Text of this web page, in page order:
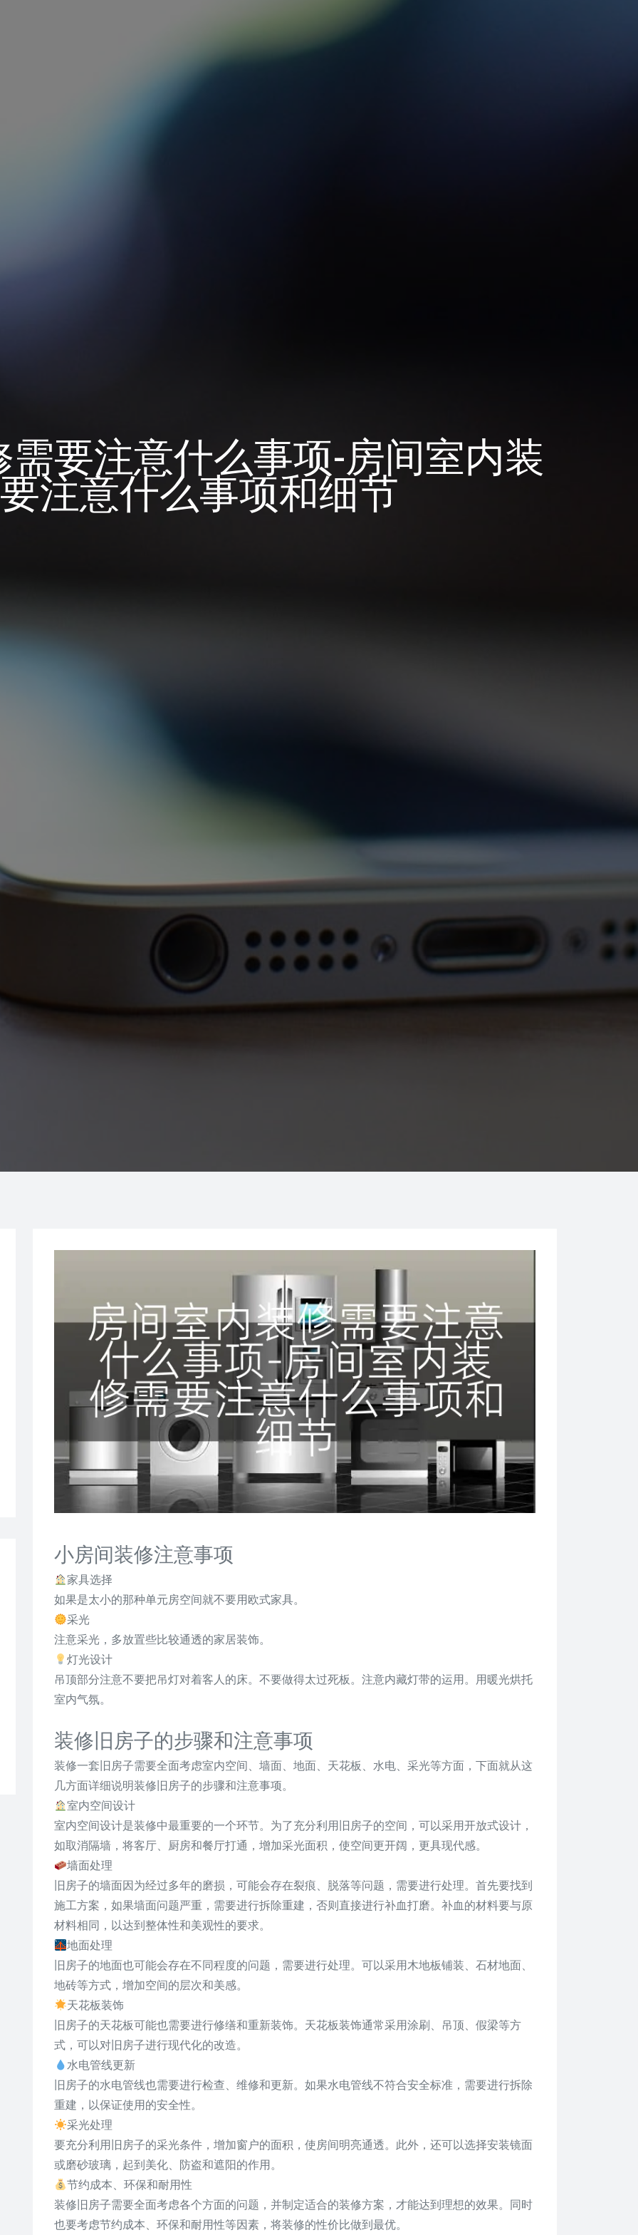
要注意什么事项-房间室内装
注意什么事项和细节
小房间装修注意事项
家具选择
如果是太小的那种单元房空间就不要用欧式家具。
采光
注意采光，多放置些比较通透的家居装饰。
灯光设计
吊顶部分注意不要把吊灯对着客人的床。不要做得太过死板。注意内藏灯带的运用。用暖光烘托
室内气氛。
装修旧房子的步骤和注意事项
装修一套旧房子需要全面考虑室内空间、墙面、地面、天花板、水电、采光等方面，下面就从这
几方面详细说明装修旧房子的步骤和注意事项。
室内空间设计
室内空间设计是装修中最重要的一个环节。为了充分利用旧房子的空间，可以采用开放式设计，
如取消隔墙，将客厅、厨房和餐厅打通，增加采光面积，使空间更开阔，更具现代感。
墙面处理
旧房子的墙面因为经过多年的磨损，可能会存在裂痕、脱落等问题，需要进行处理。首先要找到
施工方案，如果墙面问题严重，需要进行拆除重建，否则直接进行补血打磨。补血的材料要与原
材料相同，以达到整体性和美观性的要求。
地面处理
旧房子的地面也可能会存在不同程度的问题，需要进行处理。可以采用木地板铺装、石材地面、
地砖等方式，增加空间的层次和美感。
天花板装饰
旧房子的天花板可能也需要进行修缮和重新装饰。天花板装饰通常采用涂刷、吊顶、假梁等方
式，可以对旧房子进行现代化的改造。
水电管线更新
旧房子的水电管线也需要进行检查、维修和更新。如果水电管线不符合安全标准，需要进行拆除
重建，以保证使用的安全性。
采光处理
要充分利用旧房子的采光条件，增加窗户的面积，使房间明亮通透。此外，还可以选择安装镜面
或磨砂玻璃，起到美化、防盗和遮阳的作用。
节约成本、环保和耐用性
装修旧房子需要全面考虑各个方面的问题，并制定适合的装修方案，才能达到理想的效果。同时
也要考虑节约成本、环保和耐用性等因素，将装修的性价比做到最优。